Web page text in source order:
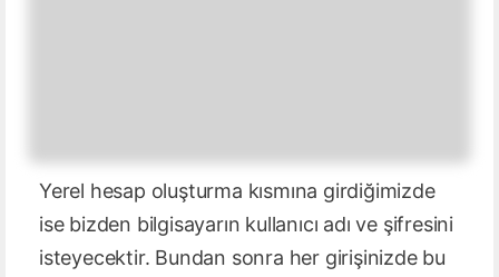
Yerel hesap oluşturma kısmına girdiğimizde
ise bizden bilgisayarın kullanıcı adı ve şifresini
isteyecektir. Bundan sonra her girişinizde bu